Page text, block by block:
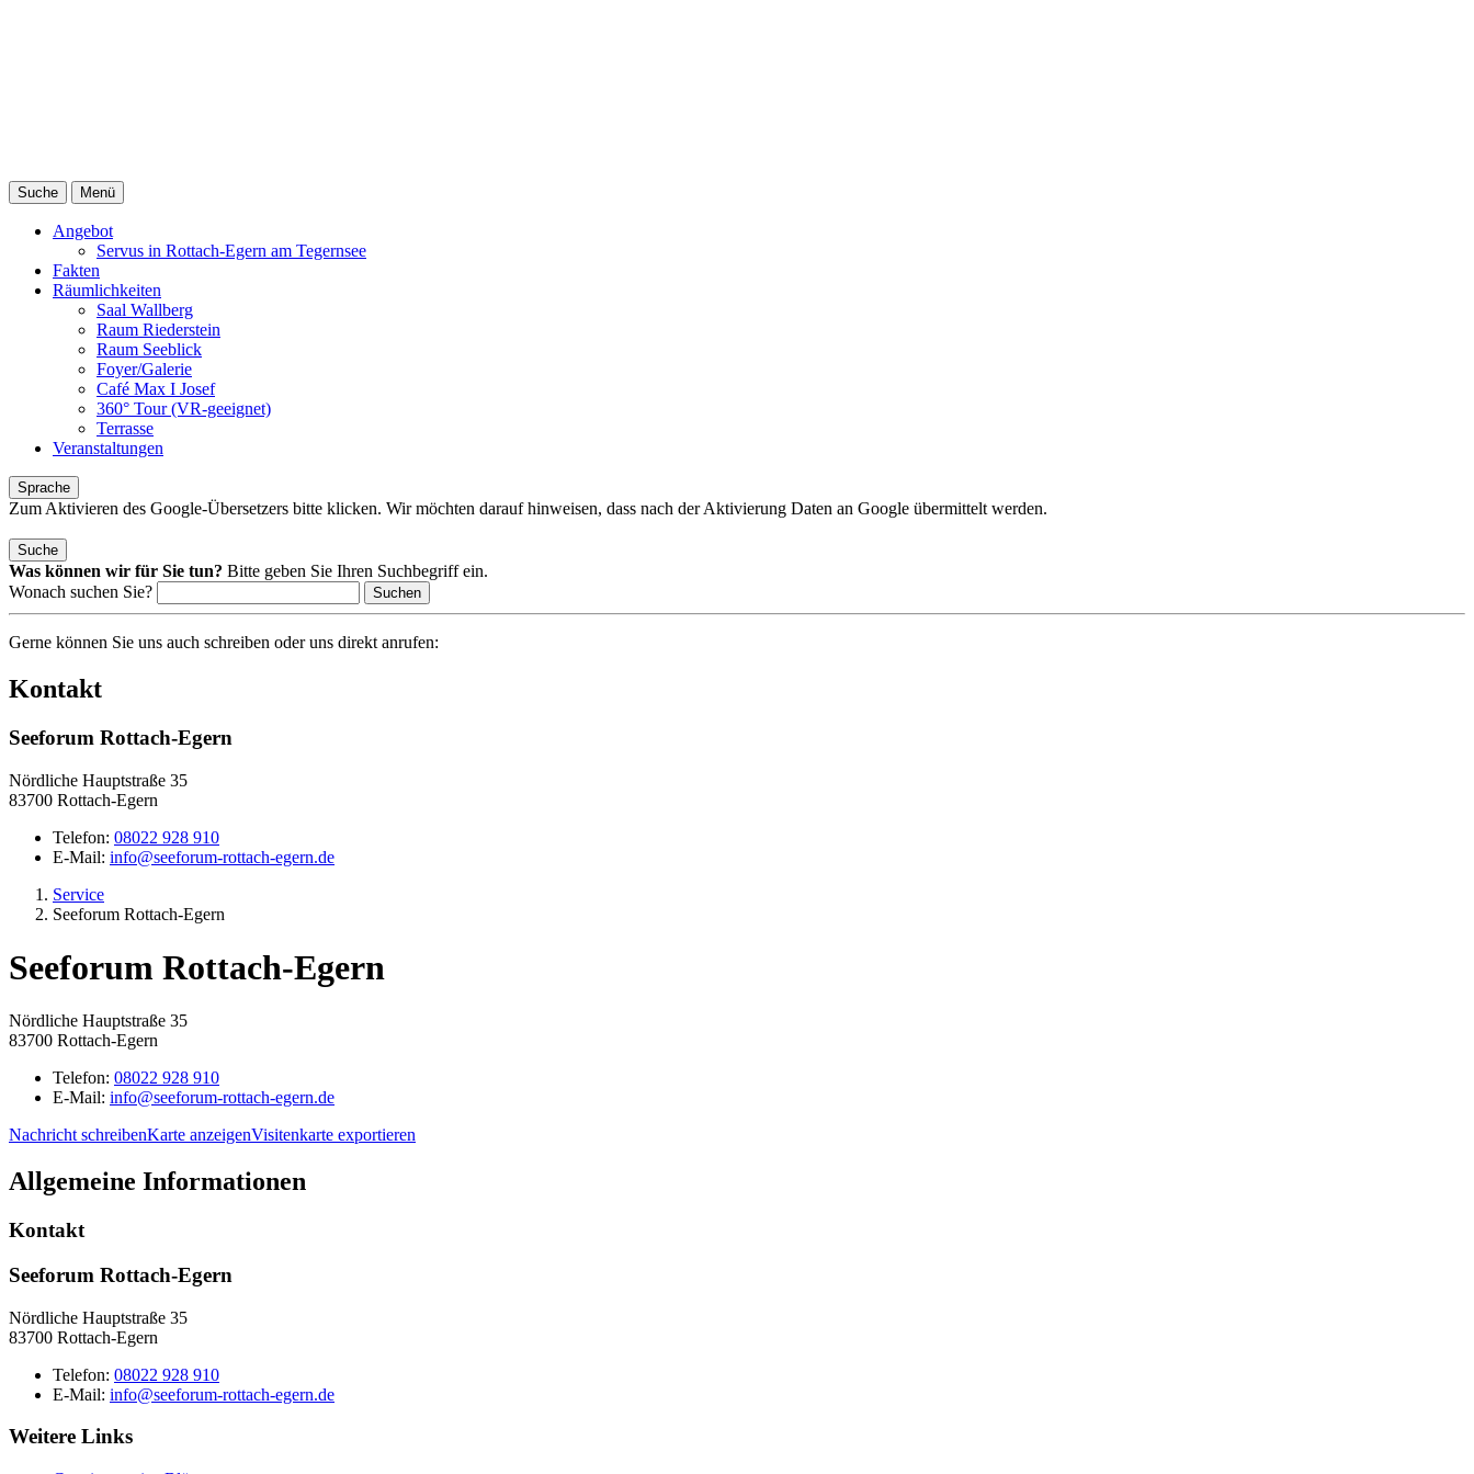
Suche Menü
Angebot
Servus in Rottach-Egern am Tegernsee
Fakten
Räumlichkeiten
Saal Wallberg
Raum Riederstein
Raum Seeblick
Foyer/Galerie
Café Max I Josef
360° Tour (VR-geeignet)
Terrasse
Veranstaltungen
Sprache
Zum Aktivieren des Google-Übersetzers bitte klicken. Wir möchten darauf hinweisen, dass nach der Aktivierung Daten an Google übermittelt werden.
Suche
Was können wir für Sie tun? Bitte geben Sie Ihren Suchbegriff ein.
Wonach suchen Sie?
Suchen
Gerne können Sie uns auch schreiben oder uns direkt anrufen:
Kontakt
Seeforum Rottach-Egern
Nördliche Hauptstraße 35
83700 Rottach-Egern
Telefon: 08022 928 910
E-Mail: info@seeforum-rottach-egern.de
Service
Seeforum Rottach-Egern
Seeforum Rottach-Egern
Nördliche Hauptstraße 35
83700 Rottach-Egern
Telefon: 08022 928 910
E-Mail: info@seeforum-rottach-egern.de
Nachricht schreibenKarte anzeigenVisitenkarte exportieren
Allgemeine Informationen
Kontakt
Seeforum Rottach-Egern
Nördliche Hauptstraße 35
83700 Rottach-Egern
Telefon: 08022 928 910
E-Mail: info@seeforum-rottach-egern.de
Weitere Links